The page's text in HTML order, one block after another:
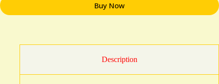
Buy Now
Description